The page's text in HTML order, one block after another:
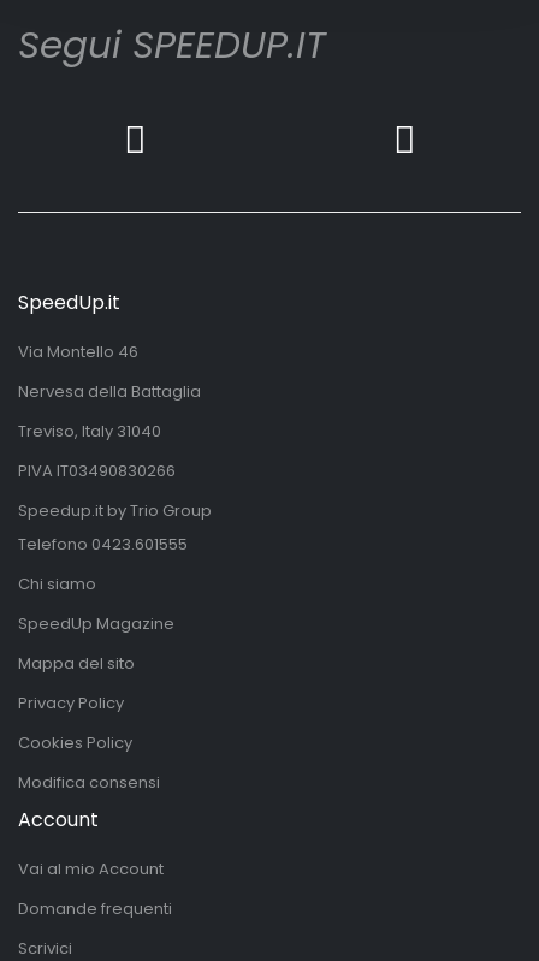
Segui SPEEDUP.IT
SpeedUp.it
Via Montello 46
Nervesa della Battaglia
Treviso, Italy 31040
PIVA IT03490830266
Speedup.it by Trio Group
Telefono 0423.601555
Chi siamo
SpeedUp Magazine
Mappa del sito
Privacy Policy
Cookies Policy
Modifica consensi
Account
Vai al mio Account
Domande frequenti
Scrivici